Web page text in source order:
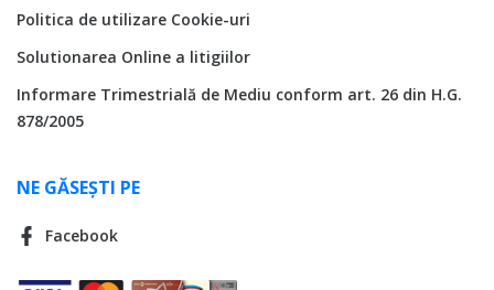
Politica de utilizare Cookie-uri
Solutionarea Online a litigiilor
Informare Trimestrială de Mediu conform art. 26 din H.G.
878/2005
NE GĂSEȘTI PE
Facebook